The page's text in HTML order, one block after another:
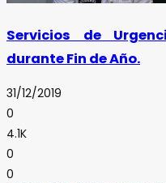
Servicios de
durante Fin de Año.
31/12/2019
0
4.1K
0
0